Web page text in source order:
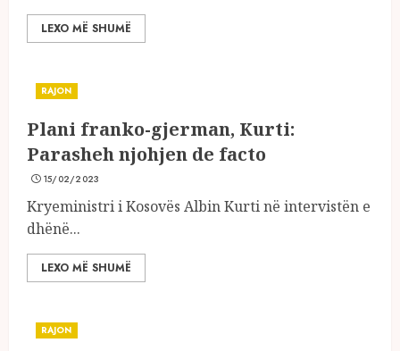
LEXO MË SHUMË
RAJON
Plani franko-gjerman, Kurti:
Parasheh njohjen de facto
15/02/2023
Kryeministri i Kosovës Albin Kurti në intervistën e
dhënë...
LEXO MË SHUMË
RAJON